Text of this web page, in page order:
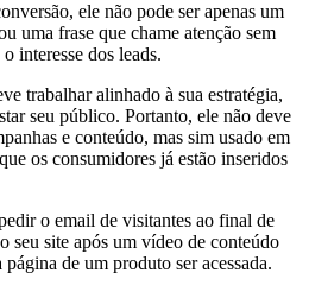
ele não pode ser apenas um
uma frase que chame atenção sem
interesse dos leads.
trabalhar alinhado à sua estratégia,
seu público. Portanto, ele não deve
e conteúdo, mas sim usado em
os consumidores já estão inseridos
o email de visitantes ao final de
seu site após um vídeo de conteúdo
de um produto ser acessada.